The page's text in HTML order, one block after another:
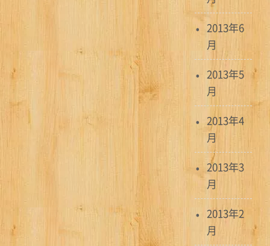
2013年6
月
2013年5
月
2013年4
月
2013年3
月
2013年2
月